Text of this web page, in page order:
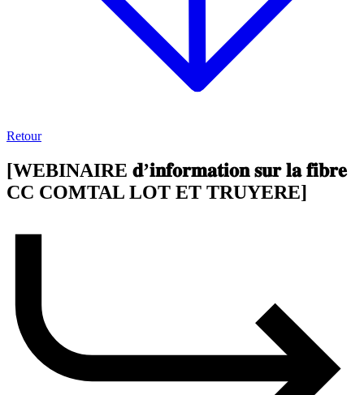
Retour
[WEBINAIRE 𝐝’𝐢𝐧𝐟𝐨𝐫𝐦𝐚𝐭𝐢𝐨𝐧 𝐬𝐮𝐫 𝐥𝐚 𝐟𝐢𝐛𝐫𝐞
CC COMTAL LOT ET TRUYERE]